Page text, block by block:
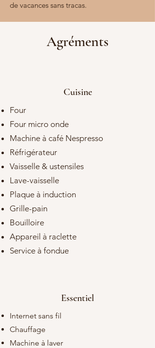
de vacances sans tracas.
Agréments
Cuisine
Four
Four micro onde
Machine à café Nespresso
Réfrigérateur
Vaisselle & ustensiles
Lave-vaisselle
Plaque à induction
Grille-pain
Bouilloire
Appareil à raclette
Service à fondue
Essentiel
Internet sans fil
Chauffage
Machine à laver